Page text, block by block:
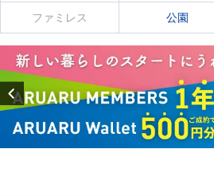
ファミレス 公園
Previous